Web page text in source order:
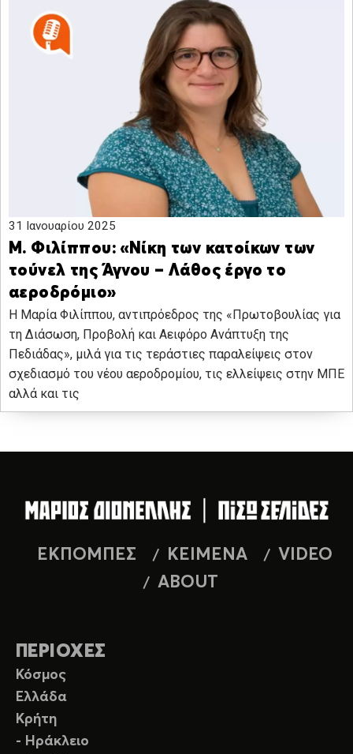
31 Ιανουαρίου 2025
Μ. Φιλίππου: «Νίκη των κατοίκων των
τούνελ της Άγνου – Λάθος έργο το
αεροδρόμιο»
Η Μαρία Φιλίππου, αντιπρόεδρος της «Πρωτοβουλίας για
τη Διάσωση, Προβολή και Αειφόρο Ανάπτυξη της
Πεδιάδας», μιλά για τις τεράστιες παραλείψεις στον
σχεδιασμό του νέου αεροδρομίου, τις ελλείψεις στην ΜΠΕ
αλλά και τις
ΕΚΠΟΜΠΕΣ ΚΕΙΜΕΝΑ
VIDEO
ABOUT
ΠΕΡΙΟΧΕΣ
Κόσμος
Ελλάδα
Κρήτη
- Ηράκλειο